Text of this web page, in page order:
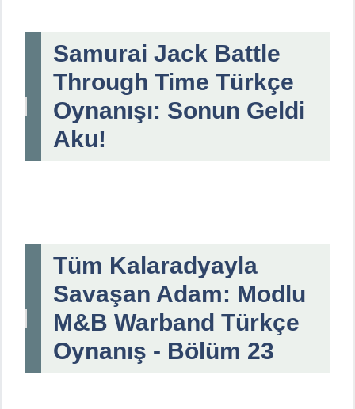
Samurai Jack Battle
Through Time Türkçe
Oynanışı: Sonun Geldi
Aku!
Tüm Kalaradyayla
Savaşan Adam: Modlu
M&B Warband Türkçe
Oynanış - Bölüm 23